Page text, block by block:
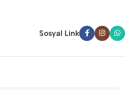
Sosyal Link